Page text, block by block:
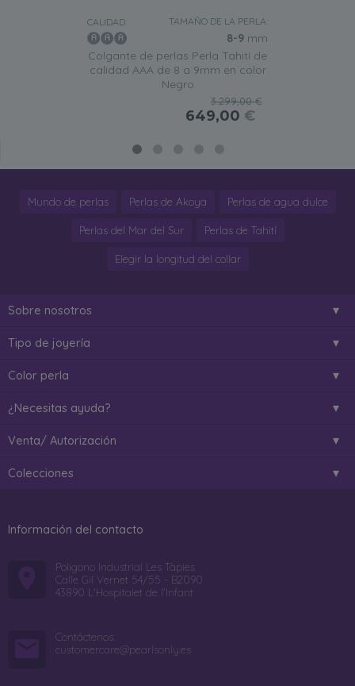
CALIDAD: TAMAÑO DE LA PERLA:
8-9 mm
Colgante de perlas Perla Tahití de
calidad AAA de 8 a 9mm en color
Negro
3.299,00 €
649,00 €
Mundo de perlas Perlas de Akoya Perlas de agua dulce
Perlas del Mar del Sur Perlas de Tahití
Elegir la longitud del collar
Sobre nosotros
Tipo de joyería
Color perla
¿Necesitas ayuda?
Venta/ Autorización
Colecciones
Información del contacto
Poligono Industrial Les Tàpies
Calle Gil Vernet 54/55 - B2090
43890 L'Hospitalet de l'Infant
Contáctenos:
customercare@pearlsonly.es